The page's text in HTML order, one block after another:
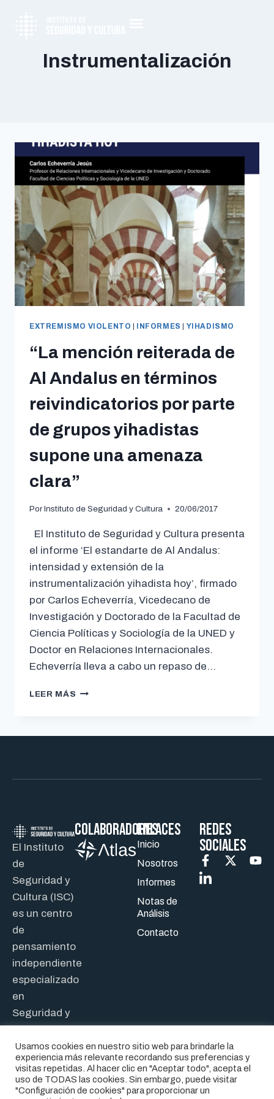
Instrumentalización
EXTREMISMO VIOLENTO INFORMES YIHADISMO
“La mención reiterada de
Al Andalus en términos
reivindicatorios por parte
de grupos yihadistas
supone una amenaza
clara”
Por Instituto de Seguridad y Cultura 20/06/2017
El Instituto de Seguridad y Cultura presenta
el informe ‘El estandarte de Al Andalus:
intensidad y extensión de la
instrumentalización yihadista hoy’, firmado
por Carlos Echeverría, Vicedecano de
Investigación y Doctorado de la Facultad de
Ciencia Políticas y Sociología de la UNED y
Doctor en Relaciones Internacionales.
Echeverría lleva a cabo un repaso de…
LEER MÁS
El Instituto
de
Seguridad y
Cultura (ISC)
es un centro
de
pensamiento
independiente
especializado
en
Seguridad y
ColaboradoresENLACES
Inicio
Nosotros
Informes
Notas de
Análisis
Contacto
REDES
SOCIALES
Usamos cookies en nuestro sitio web para brindarle la
experiencia más relevante recordando sus preferencias y
visitas repetidas. Al hacer clic en "Aceptar todo", acepta el
uso de TODAS las cookies. Sin embargo, puede visitar
"Configuración de cookies" para proporcionar un